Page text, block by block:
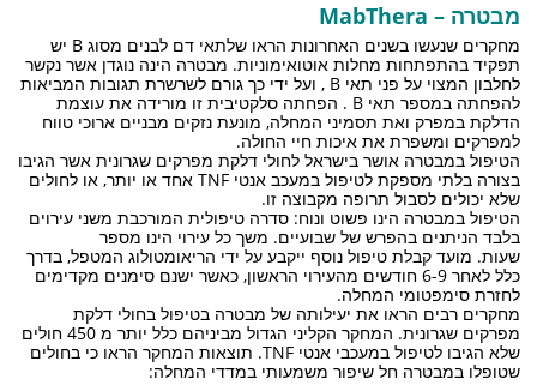
מבטרה – MabThera
מחקרים שנעשו בשנים האחרונות הראו שלתאי דם לבנים מסוג B יש
תפקיד בהתפתחות מחלות אוטואימוניות. מבטרה הינה נוגדן אשר נקשר
לחלבון המצוי על פני תאי B , ועל ידי כך גורם לשרשרת תגובות המביאות
להפחתה במספר תאי B . הפחתה סלקטיבית זו מורידה את עוצמת
הדלקת במפרק ואת תסמיני המחלה, מונעת נזקים מבניים ארוכי טווח
למפרקים ומשפרת את איכות חיי החולה.
הטיפול במבטרה אושר בישראל לחולי דלקת מפרקים שגרונית אשר הגיבו
בצורה בלתי מספקת לטיפול במעכב אנטי TNF אחד או יותר, או לחולים
שלא יכולים לסבול תרופה מקבוצה זו.
הטיפול במבטרה הינו פשוט ונוח: סדרה טיפולית המורכבת משני עירוים
בלבד הניתנים בהפרש של שבועיים. משך כל עירוי הינו מספר
שעות. מועד קבלת טיפול נוסף ייקבע על ידי הריאומטולוג המטפל, בדרך
כלל לאחר 6-9 חודשים מהעירוי הראשון, כאשר ישנם סימנים מקדימים
לחזרת סימפטומי המחלה.
מחקרים רבים הראו את יעילותה של מבטרה בטיפול בחולי דלקת
מפרקים שגרונית. המחקר הקליני הגדול מביניהם כלל יותר מ 450 חולים
שלא הגיבו לטיפול במעכבי אנטי TNF. תוצאות המחקר הראו כי בחולים
שטופלו במבטרה חל שיפור משמעותי במדדי המחלה: